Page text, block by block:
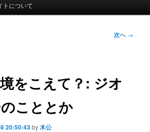
トについて
次へ→
をこえて？: ジオ
こととか
20:50:43by木公